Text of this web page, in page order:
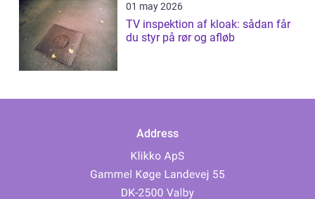
01 may 2026
TV inspektion af kloak: sådan får
du styr på rør og afløb
Address